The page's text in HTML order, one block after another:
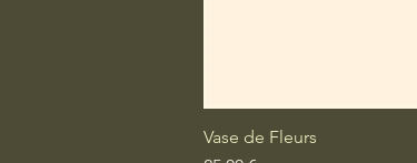
Vase de Fleurs